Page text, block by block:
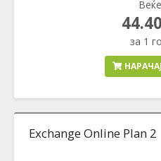
за 1
Exchange Online Plan 2